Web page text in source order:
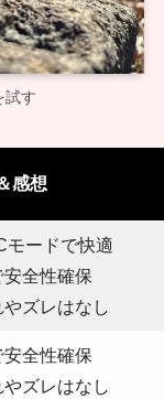
試す
感想
モードで快適
全性確保
ズレはなし
全性確保
ズレはなし